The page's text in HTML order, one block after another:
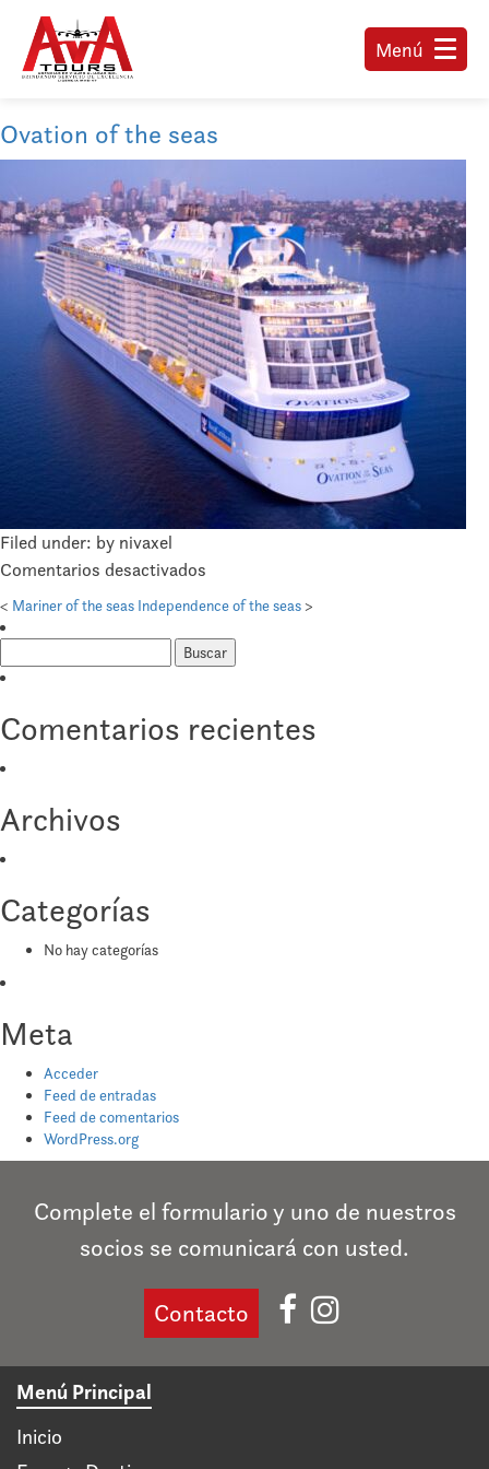
Menú
Ovation of the seas
Filed under: by nivaxel
Comentarios desactivados
Ovation
the
< Mariner of the seas Independence of the seas >
Comentarios recientes
Archivos
Categorías
No hay categorías
Meta
Acceder
Feed de entradas
Feed de comentarios
WordPress.org
Complete el formulario y uno de nuestros
socios se comunicará con usted.
Contacto
Menú Principal
Inicio